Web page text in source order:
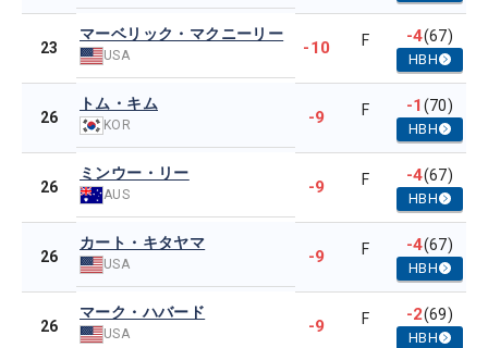
23
マーベリック・マクニーリー
USA -10 F -4(67)
HBH
26
トム・キム
KOR -9 F -1(70)
HBH
26
ミンウー・リー
AUS -9 F -4(67)
HBH
26
カート・キタヤマ
USA -9 F -4(67)
HBH
26
マーク・ハバード
USA -9 F -2(69)
HBH